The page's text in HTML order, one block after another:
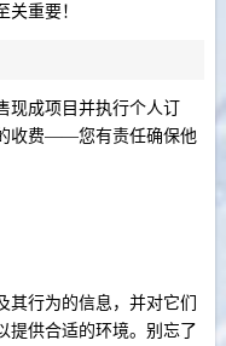
重要！
现成项目并执行个人订
收费——您有责任确保他
其行为的信息，并对它们
提供合适的环境。别忘了